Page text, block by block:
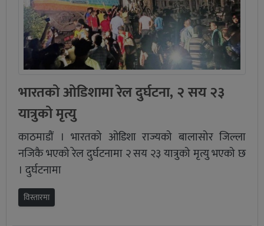
भारतको ओडिशामा रेल दुर्घटना, २ सय २३
यात्रुको मृत्यु
काठमाडौं । भारतको ओडिशा राज्यको बालासोर जिल्ला
नजिकै भएको रेल दुर्घटनामा २ सय २३ यात्रुको मृत्यु भएको छ
। दुर्घटनामा
विस्तारमा